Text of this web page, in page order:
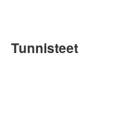
Tunnisteet